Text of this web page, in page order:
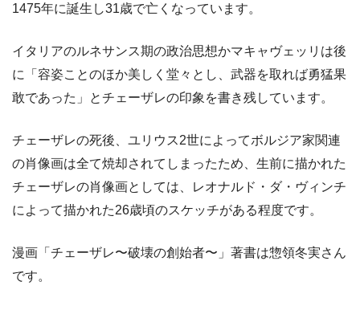
1475年に誕生し31歳で亡くなっています。
イタリアのルネサンス期の政治思想かマキャヴェッリは後
に「容姿ことのほか美しく堂々とし、武器を取れば勇猛果
敢であった」とチェーザレの印象を書き残しています。
チェーザレの死後、ユリウス2世によってボルジア家関連
の肖像画は全て焼却されてしまったため、生前に描かれた
チェーザレの肖像画としては、レオナルド・ダ・ヴィンチ
によって描かれた26歳頃のスケッチがある程度です。
漫画「チェーザレ〜破壊の創始者〜」著書は惣領冬実さん
です。